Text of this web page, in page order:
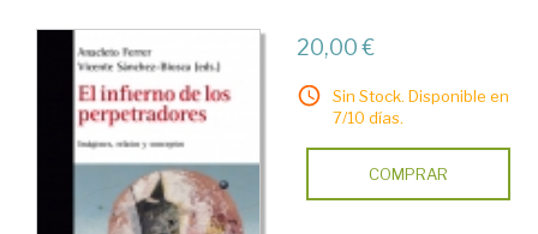
20,00 €
Sin Stock. Disponible en
7/10 días.
COMPRAR